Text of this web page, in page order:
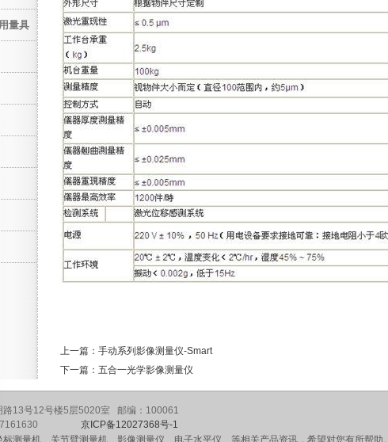
量具
上一篇：手动系列影像测量仪-Smart
下一篇：五合一光学影像测量仪
路13号12号楼5层5020室 邮编：100061
67161630 京ICP备12027368号-1
测量机、关节臂测量机、影像测量仪、电子水平仪、等相关产品资讯，希望对您有所帮助。